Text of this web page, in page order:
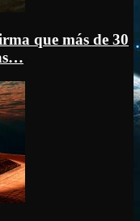
que más de 30